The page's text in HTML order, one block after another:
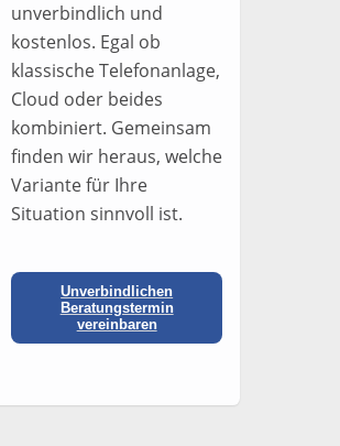
unverbindlich und
kostenlos. Egal ob
klassische Telefonanlage,
Cloud oder beides
kombiniert. Gemeinsam
finden wir heraus, welche
Variante für Ihre
Situation sinnvoll ist.
Unverbindlichen
Beratungstermin
vereinbaren